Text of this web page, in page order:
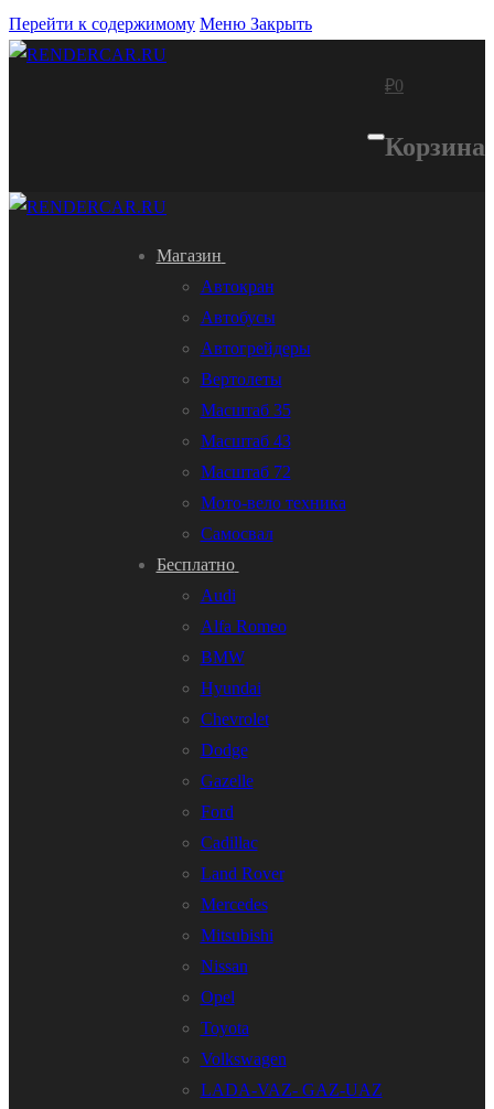
Перейти к содержимому Меню Закрыть
₽0
Корзина
Магазин
Автокран
Автобусы
Автогрейдеры
Вертолеты
Масштаб 35
Масштаб 43
Масштаб 72
Мото-вело техника
Самосвал
Бесплатно
Audi
Alfa Romeo
BMW
Hyundai
Chevrolet
Dodge
Gazelle
Ford
Cadillac
Land Rover
Mercedes
Mitsubishi
Nissan
Opel
Toyota
Volkswagen
LADA-VAZ- GAZ-UAZ